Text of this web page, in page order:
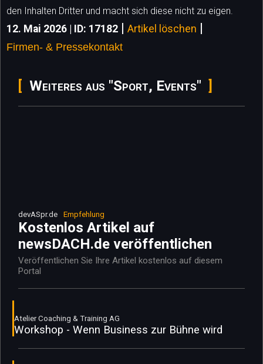
den Inhalten Dritter und macht sich diese nicht zu eigen.
12. Mai 2026 | ID: 17182 | Artikel löschen |
Firmen- & Pressekontakt
Weiteres aus "Sport, Events"
devASpr.de Empfehlung
Kostenlos Artikel auf
newsDACH.de veröffentlichen
Veröffentlichen Sie Ihre Artikel kostenlos auf diesem
Portal
Atelier Coaching & Training AG
Workshop - Wenn Business zur Bühne wird